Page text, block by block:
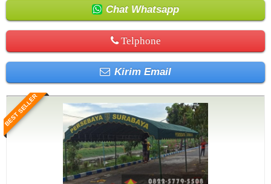
Chat Whatsapp
Telphone
Kirim Email
BEST SELLER